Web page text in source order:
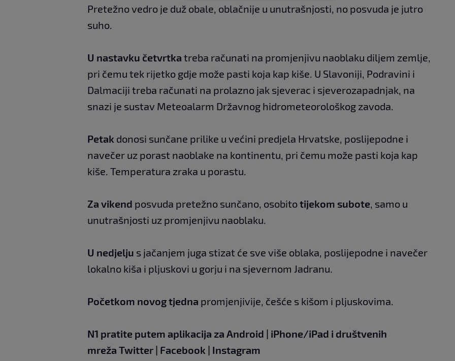
Pretežno vedro je duž obale, oblačnije u unutrašnjosti, no posvuda je jutro
suho.
U nastavku četvrtka treba računati na promjenjivu naoblaku diljem zemlje,
pri čemu tek rijetko gdje može pasti koja kap kiše. U Slavoniji, Podravini i
Dalmaciji treba računati na prolazno jak sjeverac i sjeverozapadnjak, na
snazi je sustav Meteoalarm Državnog hidrometeorološkog zavoda.
Petak donosi sunčane prilike u većini predjela Hrvatske, poslijepodne i
navečer uz porast naoblake na kontinentu, pri čemu može pasti koja kap
kiše. Temperatura zraka u porastu.
Za vikend posvuda pretežno sunčano, osobitotijekom subote, samo u
unutrašnjosti uz promjenjivu naoblaku.
U nedjelju s jačanjem juga stizat će sve više oblaka, poslijepodne i navečer
lokalno kiša i pljuskovi u gorju i na sjevernom Jadranu.
Početkom novog tjedna promjenjivije, češće s kišom i pljuskovima.
N1 pratite putem aplikacija za Android | iPhone/iPad i društvenih
mreža Twitter | Facebook | Instagram